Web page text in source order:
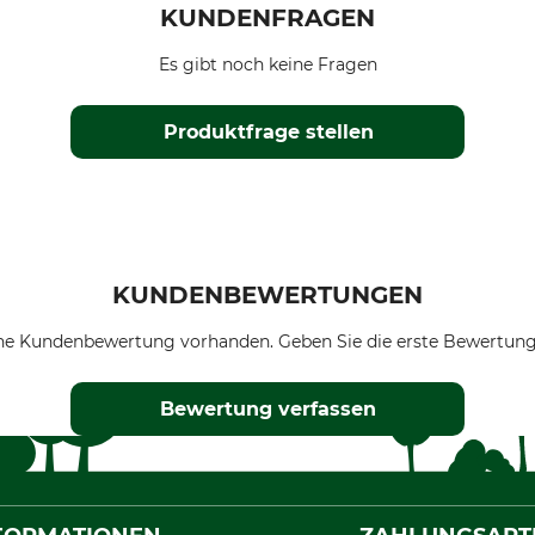
KUNDENFRAGEN
Produktfrage stellen
Es gibt noch keine Fragen
KUNDENBEWERTUNGEN
Kundenbewertung vorhanden. Geben Sie die erste
Bewertung verfassen